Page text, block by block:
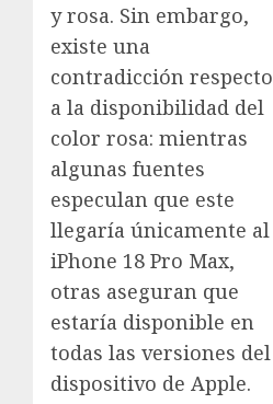
y rosa. Sin embargo,
existe una
contradicción respecto
a la disponibilidad del
color rosa: mientras
algunas fuentes
especulan que este
llegaría únicamente al
iPhone 18 Pro Max,
otras aseguran que
estaría disponible en
todas las versiones del
dispositivo de Apple.